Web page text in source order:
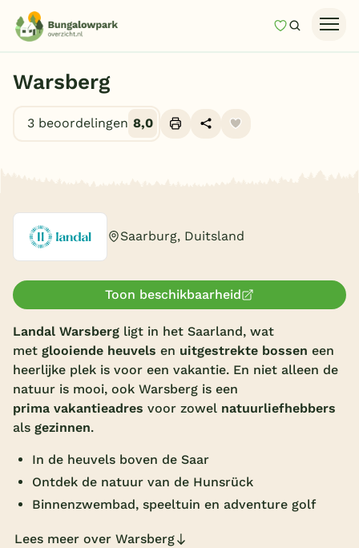
MijnZoeken
Top 12 aanbiedingen
Vakantiepark keuzehulp
Vakantieparken
Subtropisch zwembad
Overdekt zwembad
Wildwaterbaan
Alle populaire faciliteiten
Keuzehulp
Warsberg
3 beoordelingen 8,0
Saarburg, Duitsland
Toon beschikbaarheid
Landal Warsberg ligt in het Saarland, wat
met glooiende heuvels en uitgestrekte bossen een
heerlijke plek is voor een vakantie. En niet alleen de
natuur is mooi, ook Warsberg is een
prima vakantieadres voor zowel natuurliefhebbers
als gezinnen.
In de heuvels boven de Saar
Ontdek de natuur van de Hunsrück
Binnenzwembad, speeltuin en adventure golf
Lees meer over Warsberg